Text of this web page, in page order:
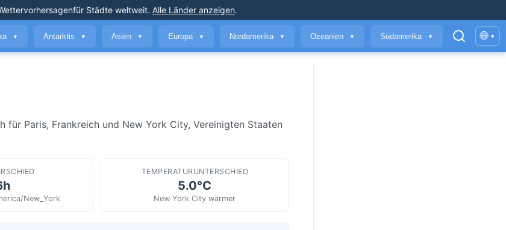
für Städte weltweit. Alle Länder anzeigen.
▼ Antarktis ▼ Asien ▼ Europa ▼ Nordamerika ▼ Ozeanien ▼ Südamerika ▼ 🌐 ▾
Paris, Frankreich und New York City, Vereinigten Staaten
New_York
TEMPERATURUNTERSCHIED
5.0°C
New York City wärmer